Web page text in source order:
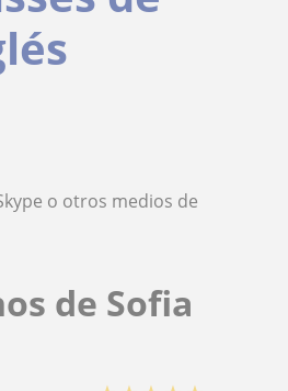
o otros medios de
de Sofia